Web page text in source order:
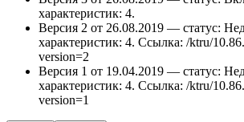
характеристик: 4.
Версия 2 от 26.08.2019 — статус:
характеристик: 4. Ссылка: /ktru/
version=2
Версия 1 от 19.04.2019 — статус:
характеристик: 4. Ссылка: /ktru/
version=1